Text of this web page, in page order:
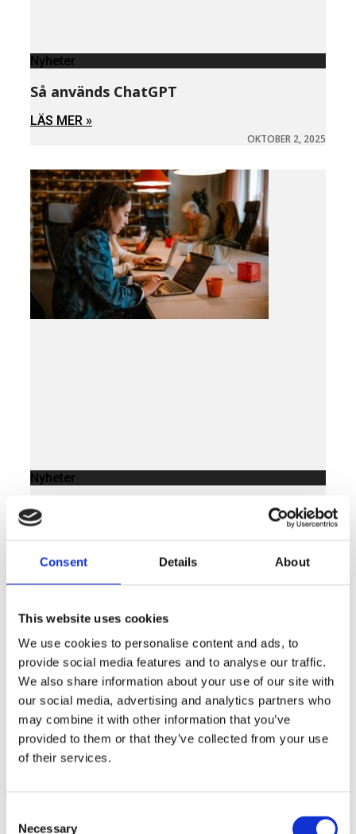
Consent Details About
This website uses cookies
We use cookies to personalise content and ads, to
provide social media features and to analyse our traffic.
We also share information about your use of our site with
our social media, advertising and analytics partners who
may combine it with other information that you’ve
provided to them or that they’ve collected from your use
of their services.
Necessary
Nyheter
Så används ChatGPT
LÄS MER »
OKTOBER 2, 2025
Nyheter
Här formas morgondagens affärsidéer
OKTOBER 1, 2025